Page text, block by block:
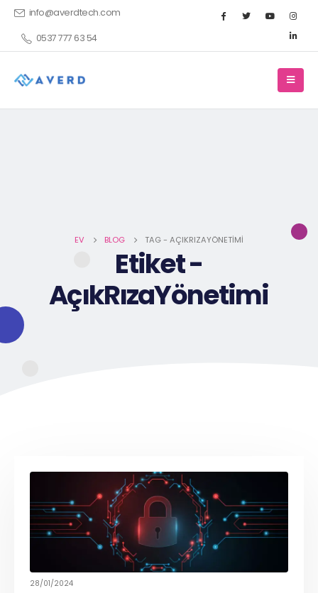
info@averdtech.com
0537 777 63 54
EV BLOG TAG - AÇIKRIZAYÖNETIMI
Etiket -
AçıkRızaYönetimi
28/01/2024